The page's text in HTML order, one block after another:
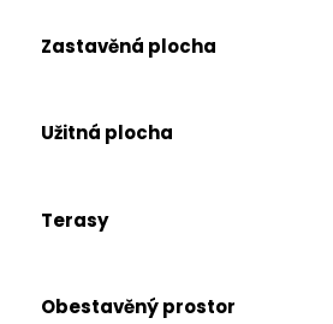
Zastavěná plocha
Užitná plocha
Terasy
Obestavěný prostor